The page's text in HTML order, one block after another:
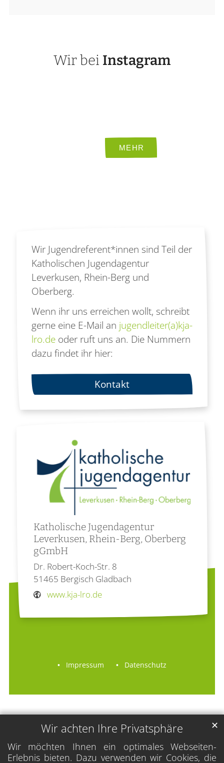
Wir achten Ihre Privatsphäre
Wir möchten Ihnen ein optimales Webseiten-
Erlebnis bieten. Dazu verwenden wir Cookies, die
✕
Wir bei Instagram
Wir Jugendreferent*innen sind Teil der
Katholischen Jugendagentur
Leverkusen, Rhein-Berg und
Oberberg.
Wenn ihr uns erreichen wollt, schreibt
gerne eine E-Mail an jugendleiter(a)kja-
lro.deoder ruft uns an. Die Nummern
dazu findet ihr hier:
Kontakt
Katholische Jugendagentur
Leverkusen, Rhein-Berg, Oberberg
gGmbH
Dr. Robert-Koch-Str. 8
51465 Bergisch Gladbach
www.kja-lro.de
Impressum Datenschutz